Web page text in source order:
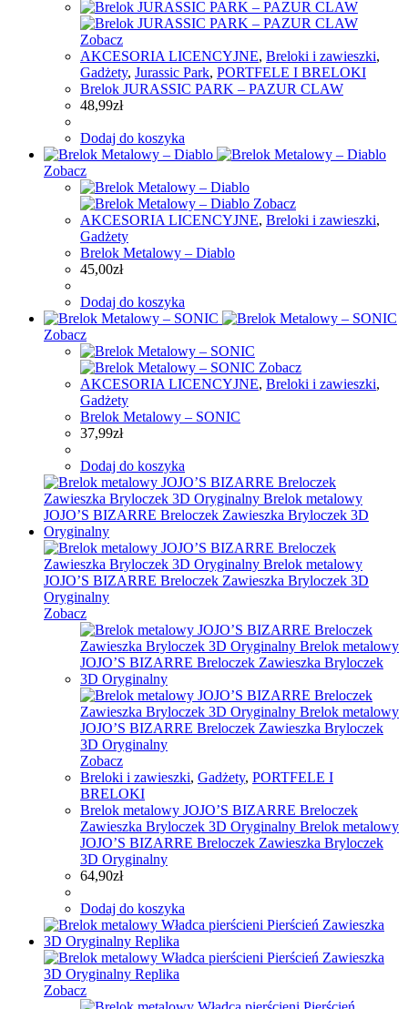
Zobacz
AKCESORIA LICENCYJNE, Breloki i zawieszki,
Gadżety, Jurassic Park, PORTFELE I BRELOKI
Brelok JURASSIC PARK – PAZUR CLAW
48,99zł
Dodaj do koszyka
Zobacz
Zobacz
AKCESORIA LICENCYJNE, Breloki i zawieszki,
Gadżety
Brelok Metalowy – Diablo
45,00zł
Dodaj do koszyka
Zobacz
Zobacz
AKCESORIA LICENCYJNE, Breloki i zawieszki,
Gadżety
Brelok Metalowy – SONIC
37,99zł
Dodaj do koszyka
Zobacz
Zobacz
Breloki i zawieszki, Gadżety, PORTFELE I
BRELOKI
Brelok metalowy JOJO’S BIZARRE Breloczek
Zawieszka Bryloczek 3D Oryginalny Brelok metalowy
JOJO’S BIZARRE Breloczek Zawieszka Bryloczek
3D Oryginalny
64,90zł
Dodaj do koszyka
Zobacz